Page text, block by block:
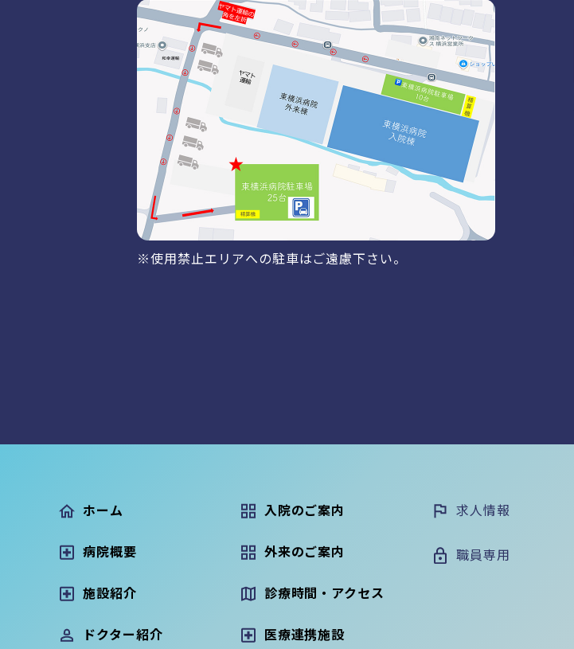
※使用禁止エリアへの駐車はご遠慮下さい。
ホーム
病院概要
施設紹介
ドクター紹介
入院のご案内
外来のご案内
診療時間・アクセス
医療連携施設
求人情報
職員専用